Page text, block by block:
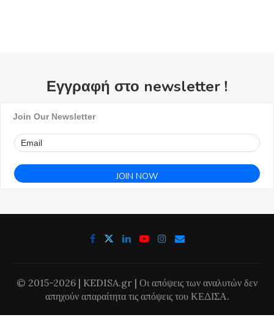
Εγγραφή στο newsletter !
Join Our Newsletter
© 2015-2026 | KEDISA.gr | Οι απόψεις των αναλυτών δεν
απηχούν απαραίτητα τις απόψεις του ΚΕΔΙΣΑ.